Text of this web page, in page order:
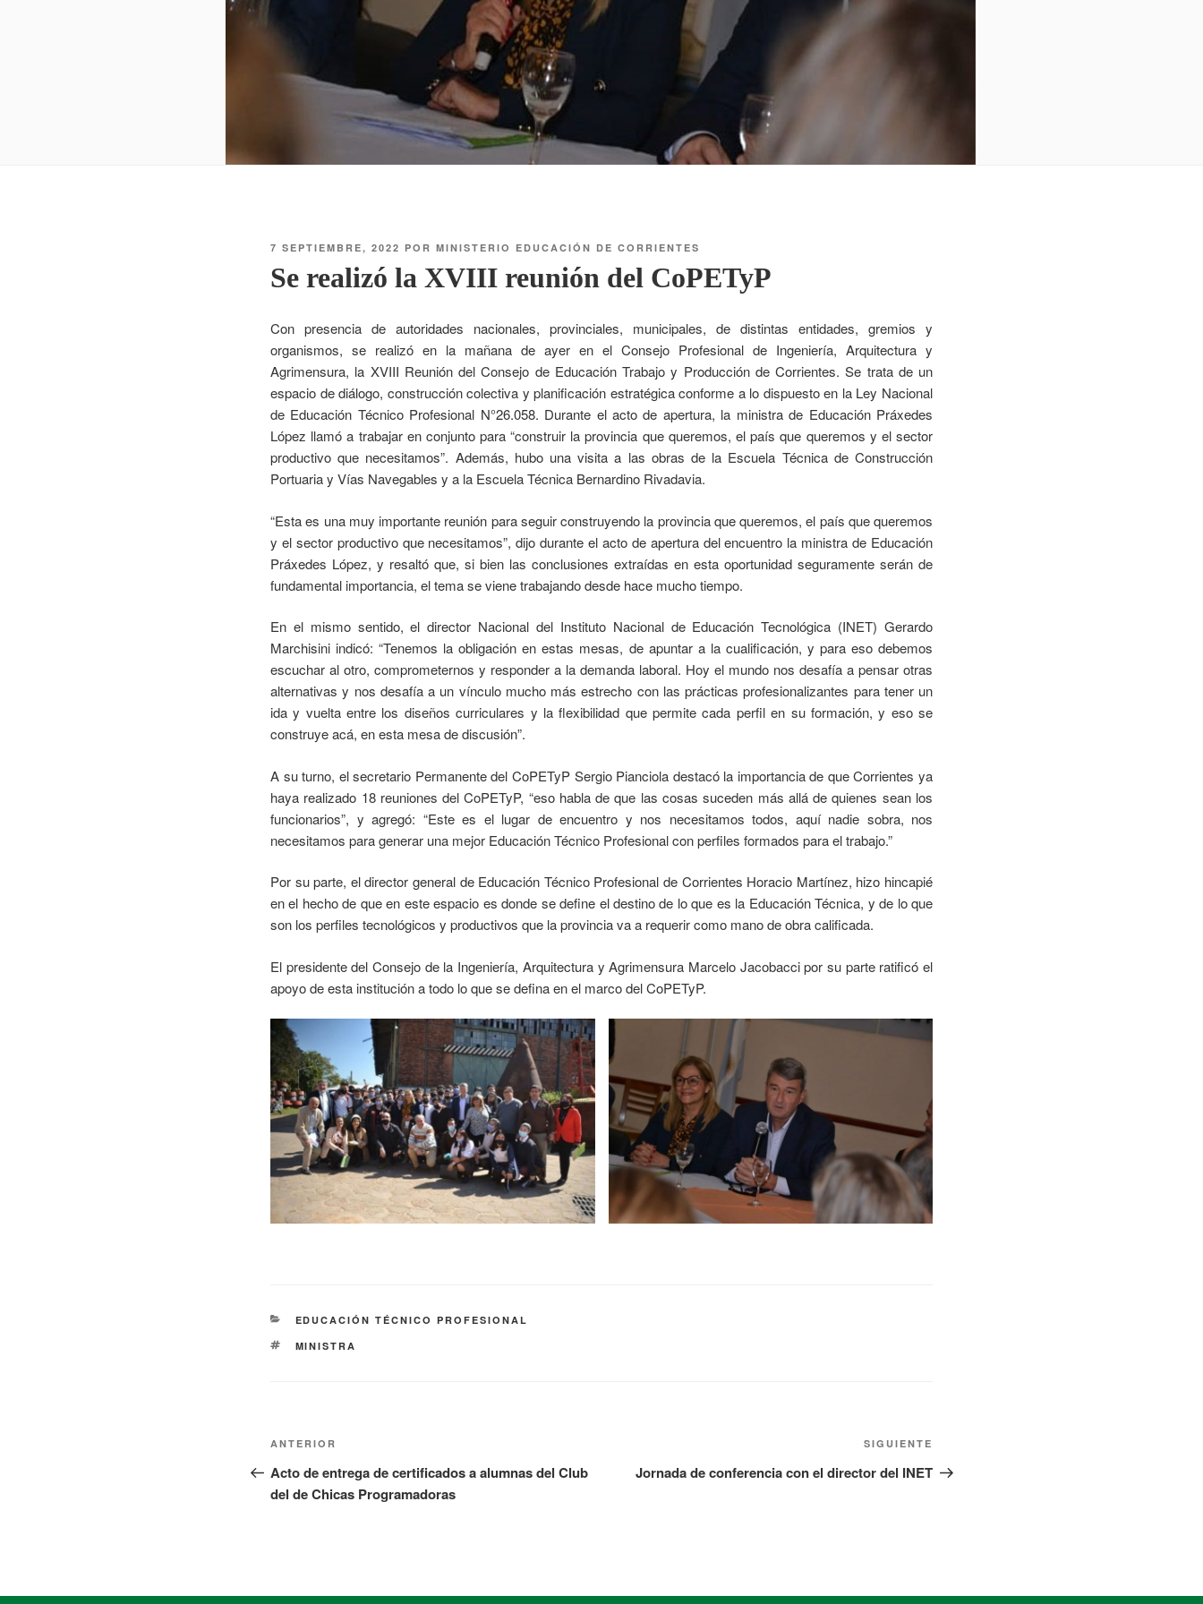
7 SEPTIEMBRE, 2022 POR MINISTERIO EDUCACIÓN DE CORRIENTES
Se realizó la XVIII reunión del CoPETyP
Con presencia de autoridades nacionales, provinciales, municipales, de distintas entidades, gremios y
organismos, se realizó en la mañana de ayer en el Consejo Profesional de Ingeniería, Arquitectura y
Agrimensura, la XVIII Reunión del Consejo de Educación Trabajo y Producción de Corrientes. Se trata de un
espacio de diálogo, construcción colectiva y planificación estratégica conforme a lo dispuesto en la Ley Nacional
de Educación Técnico Profesional N°26.058. Durante el acto de apertura, la ministra de Educación Práxedes
López llamó a trabajar en conjunto para “construir la provincia que queremos, el país que queremos y el sector
productivo que necesitamos”. Además, hubo una visita a las obras de la Escuela Técnica de Construcción
Portuaria y Vías Navegables y a la Escuela Técnica Bernardino Rivadavia.
“Esta es una muy importante reunión para seguir construyendo la provincia que queremos, el país que queremos
y el sector productivo que necesitamos”, dijo durante el acto de apertura del encuentro la ministra de Educación
Práxedes López, y resaltó que, si bien las conclusiones extraídas en esta oportunidad seguramente serán de
fundamental importancia, el tema se viene trabajando desde hace mucho tiempo.
En el mismo sentido, el director Nacional del Instituto Nacional de Educación Tecnológica (INET) Gerardo
Marchisini indicó: “Tenemos la obligación en estas mesas, de apuntar a la cualificación, y para eso debemos
escuchar al otro, comprometernos y responder a la demanda laboral. Hoy el mundo nos desafía a pensar otras
alternativas y nos desafía a un vínculo mucho más estrecho con las prácticas profesionalizantes para tener un
ida y vuelta entre los diseños curriculares y la flexibilidad que permite cada perfil en su formación, y eso se
construye acá, en esta mesa de discusión”.
A su turno, el secretario Permanente del CoPETyP Sergio Pianciola destacó la importancia de que Corrientes ya
haya realizado 18 reuniones del CoPETyP, “eso habla de que las cosas suceden más allá de quienes sean los
funcionarios”, y agregó: “Este es el lugar de encuentro y nos necesitamos todos, aquí nadie sobra, nos
necesitamos para generar una mejor Educación Técnico Profesional con perfiles formados para el trabajo.”
Por su parte, el director general de Educación Técnico Profesional de Corrientes Horacio Martínez, hizo hincapié
en el hecho de que en este espacio es donde se define el destino de lo que es la Educación Técnica, y de lo que
son los perfiles tecnológicos y productivos que la provincia va a requerir como mano de obra calificada.
El presidente del Consejo de la Ingeniería, Arquitectura y Agrimensura Marcelo Jacobacci por su parte ratificó el
apoyo de esta institución a todo lo que se defina en el marco del CoPETyP.
EDUCACIÓN TÉCNICO PROFESIONAL
MINISTRA
ANTERIOR
Acto de entrega de certificados a alumnas del Club
del de Chicas Programadoras
SIGUIENTE
Jornada de conferencia con el director del INET